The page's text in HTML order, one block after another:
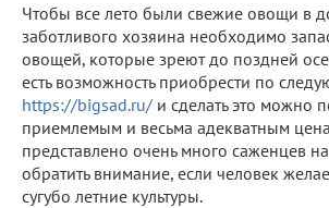
Чтобы все лето были свежие овощи в
заботливого хозяина необходимо
овощей, которые зреют до поздней
есть возможность приобрести по
https://bigsad.ru/ и сделать это можно
приемлемым и весьма адекватным
представлено очень много саженцев
обратить внимание, если человек
сугубо летние культуры.